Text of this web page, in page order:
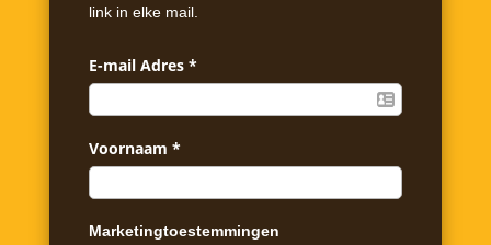
link in elke mail.
E-mail Adres *
Voornaam *
Marketingtoestemmingen